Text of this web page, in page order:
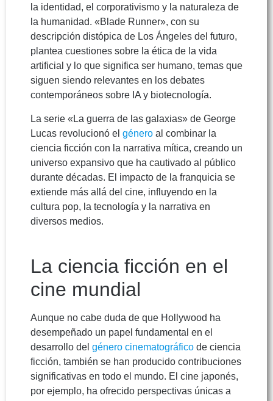
la identidad, el corporativismo y la naturaleza de
la humanidad. «Blade Runner», con su
descripción distópica de Los Ángeles del futuro,
plantea cuestiones sobre la ética de la vida
artificial y lo que significa ser humano, temas que
siguen siendo relevantes en los debates
contemporáneos sobre IA y biotecnología.
La serie «La guerra de las galaxias» de George
Lucas revolucionó el género al combinar la
ciencia ficción con la narrativa mítica, creando un
universo expansivo que ha cautivado al público
durante décadas. El impacto de la franquicia se
extiende más allá del cine, influyendo en la
cultura pop, la tecnología y la narrativa en
diversos medios.
La ciencia ficción en el
cine mundial
Aunque no cabe duda de que Hollywood ha
desempeñado un papel fundamental en el
desarrollo del género cinematográfico de ciencia
ficción, también se han producido contribuciones
significativas en todo el mundo. El cine japonés,
por ejemplo, ha ofrecido perspectivas únicas a